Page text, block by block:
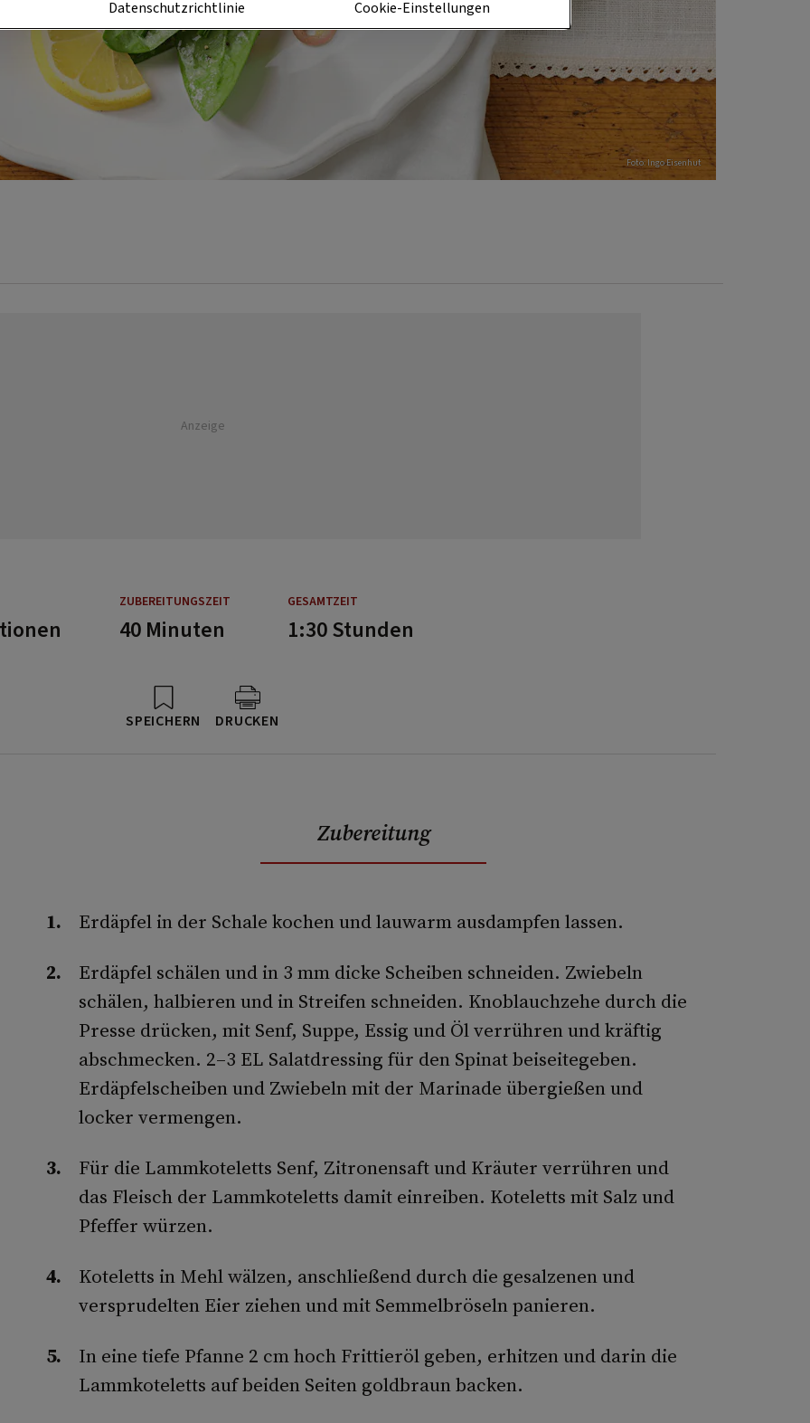
Foto: Ingo Eisenhut
Anzeige
ZUBEREITUNGSZEIT GESAMTZEIT
40 Minuten 1:30 Stunden
SPEICHERN DRUCKEN
Zubereitung
Erdäpfel in der Schale kochen und lauwarm ausdampfen lassen.
Erdäpfel schälen und in 3 mm dicke Scheiben schneiden. Zwiebeln
schälen, halbieren und in Streifen schneiden. Knoblauchzehe durch die
Presse drücken, mit Senf, Suppe, Essig und Öl verrühren und kräftig
abschmecken. 2–3 EL Salatdressing für den Spinat beiseitegeben.
Erdäpfelscheiben und Zwiebeln mit der Marinade übergießen und
locker vermengen.
Für die Lammkoteletts Senf, Zitronensaft und Kräuter verrühren und
das Fleisch der Lammkoteletts damit einreiben. Koteletts mit Salz und
Pfeffer würzen.
Koteletts in Mehl wälzen, anschließend durch die gesalzenen und
versprudelten Eier ziehen und mit Semmelbröseln panieren.
In eine tiefe Pfanne 2 cm hoch Frittieröl geben, erhitzen und darin die
Lammkoteletts auf beiden Seiten goldbraun backen.
Datenschutzrichtlinie Cookie-Einstellungen